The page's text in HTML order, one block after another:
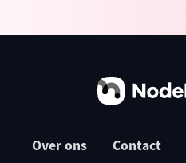
Over ons Contact